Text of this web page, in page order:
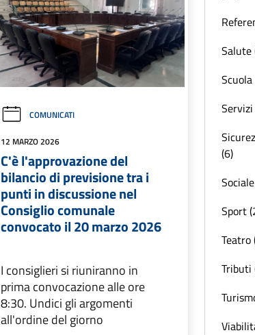
COMUNICATI
12 MARZO 2026
C'è l'approvazione del
bilancio di previsione tra i
punti in discussione nel
Consiglio comunale
convocato il 20 marzo 2026
I consiglieri si riuniranno in
prima convocazione alle ore
8:30. Undici gli argomenti
all'ordine del giorno
Salute
(6)
Sport
Teatro
Tributi